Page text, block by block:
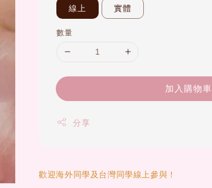
線上 實體
數量
加入購物車
分享
歡迎海外同學及台灣同學線上參與！